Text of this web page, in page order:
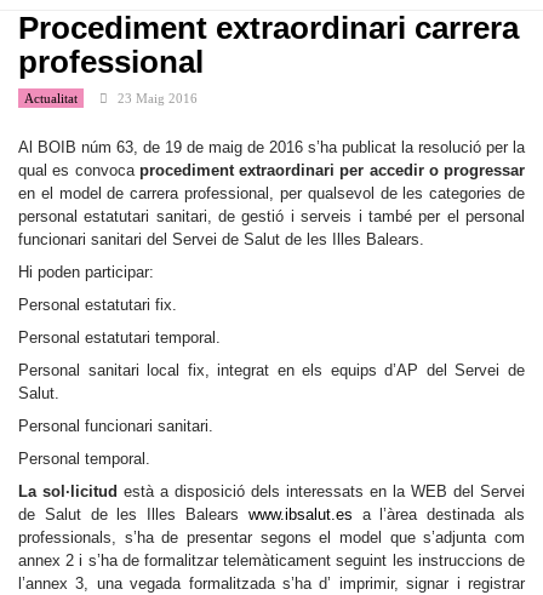
Procediment extraordinari carrera
professional
Actualitat 23 Maig 2016
Al BOIB núm 63, de 19 de maig de 2016 s’ha publicat la resolució per la
qual es convoca procediment extraordinari per accedir o progressar
en el model de carrera professional, per qualsevol de les categories de
personal estatutari sanitari, de gestió i serveis i també per el personal
funcionari sanitari del Servei de Salut de les Illes Balears.
Hi poden participar:
Personal estatutari fix.
Personal estatutari temporal.
Personal sanitari local fix, integrat en els equips d’AP del Servei de
Salut.
Personal funcionari sanitari.
Personal temporal.
La sol·licitud està a disposició dels interessats en la WEB del Servei
de Salut de les Illes Balears www.ibsalut.es a l’àrea destinada als
professionals, s’ha de presentar segons el model que s’adjunta com
annex 2 i s’ha de formalitzar telemàticament seguint les instruccions de
l’annex 3, una vegada formalitzada s’ha d’ imprimir, signar i registrar